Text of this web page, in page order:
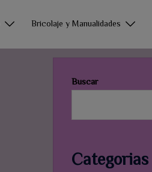
Bricolaje y Manualidades
Buscar
Categorias